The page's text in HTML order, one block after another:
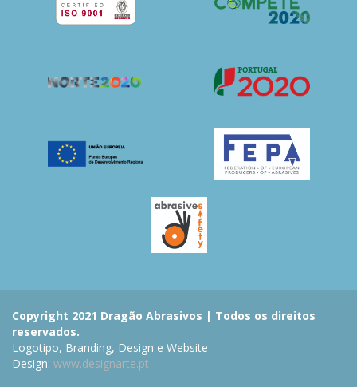
Copyright 2021 Dragão Abrasivos | Todos os direitos
reservados.
Logotipo, Branding, Design e Website
Design: www.designarte.pt